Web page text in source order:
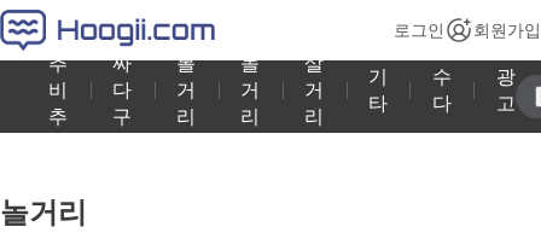
로그인 회원가입
추
비
추
싸
다
구
볼
거
리
놀
거
리
살
거
리
기
타
수
다
광
고
놀거리